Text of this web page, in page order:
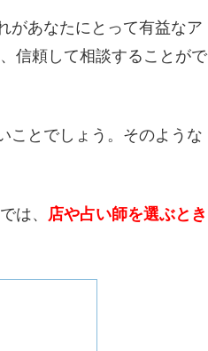
があなたにとって有益なア
信頼して相談することがで
ことでしょう。そのような
は、 店や占い師を選ぶとき